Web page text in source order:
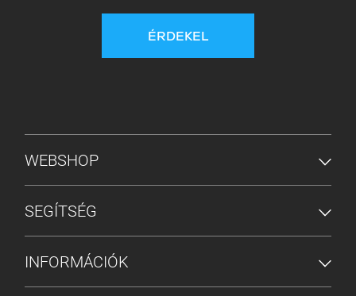
ÉRDEKEL
ALSÓ MENÜ
WEBSHOP
SEGÍTSÉG
INFORMÁCIÓK